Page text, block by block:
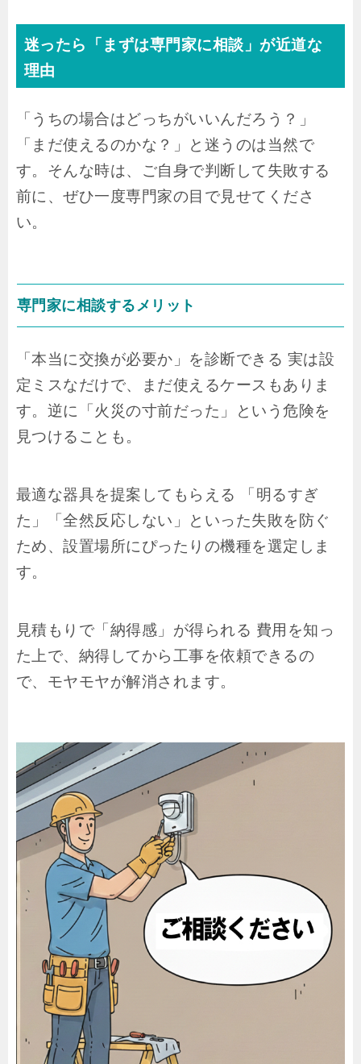
迷ったら「まずは専門家に相談」が近道な
理由
「うちの場合はどっちがいいんだろう？」
「まだ使えるのかな？」と迷うのは当然で
す。そんな時は、ご自身で判断して失敗する
前に、ぜひ一度専門家の目で見せてくださ
い。
専門家に相談するメリット
「本当に交換が必要か」を診断できる 実は設
定ミスなだけで、まだ使えるケースもありま
す。逆に「火災の寸前だった」という危険を
見つけることも。
最適な器具を提案してもらえる 「明るすぎ
た」「全然反応しない」といった失敗を防ぐ
ため、設置場所にぴったりの機種を選定しま
す。
見積もりで「納得感」が得られる 費用を知っ
た上で、納得してから工事を依頼できるの
で、モヤモヤが解消されます。